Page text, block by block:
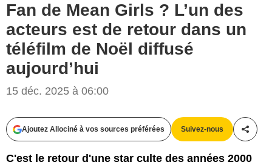
Fan de Mean Girls ? L’un des
acteurs est de retour dans un
téléfilm de Noël diffusé
aujourd’hui
15 déc. 2025 à 06:00
Ajoutez Allociné à vos sources préférées Suivez-nous
C'est le retour d'une star culte des années 2000